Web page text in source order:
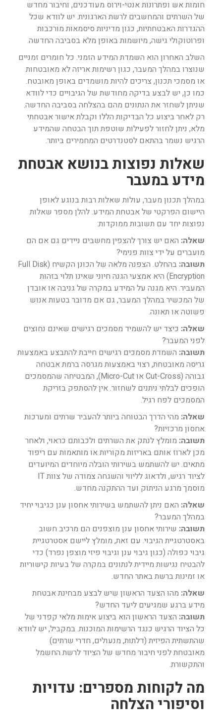
חומות אש ופתרונות אנטי-וירוס מעודכנים, וחיבור מחדש
של השרתים והמחשבים לרשת הארגונית. יש לוודא שכל
ההגדרות האבטחתיות, כגון מדיניות סיסמאות מורכבות
ופרוטוקולי גישה, מיושמות באופן מלא בסביבה החדשה.
השלב האחרון הוא השמדת המידע הזמני. כל חומרים זמניים
שנוצרו במהלך המעבר, כגון רשימות אריזה לא מאובטחות
או מסמכי תכנון, צריכים להיות מושמדים באופן מאובטח.
כמו כן, יש לבצע בדיקה מחודשת של הגיבויים כדי לוודא
שניתן לשחזר את הנתונים מהם בהצלחה בסביבה החדשה.
רק לאחר ביצוע כל הבדיקות הללו וקבלת אישור אבטחתי
מלא, ניתן לחזור לפעילות שוטפת תוך הבטחה שהמידע
הרגיש נשמר בהתאם לסטנדרטים המחמירים ביותר.
שאלות נפוצות בנושא אבטחת
מידע במעבר
במהלך תכנון מעבר, עולות שאלות רבות בנוגע לאופן
היישום הפרקטי של אבטחת המידע. להלן מספר שאלות
נפוצות יחד עם תשובות ממוקדות:
שאלה: האם יש צורך להצפין מחשבים ניידים גם אם הם
מועברים על ידי צוות פנימי?
תשובה:
בהחלט. הצפנה מלאה של הכונן הקשיח (Full Disk
Encryption) היא אמצעי הגנה חיוני שאינו תלוי בזהות
המעביר. היא מגנה על המידע במקרה של גניבה או אובדן
של המכשיר במהלך המעבר, גם אם מדובר בטעות אנוש
פשוטה או תאונה.
שאלה: כיצד יש להשמיד מסמכים רגישים שאינם נחוצים
לפני המעבר?
תשובה: השמדת מסמכים רגישים חייבת להתבצע באמצעות
גריסה מאובטחת, רצוי באמצעות מגרסה ברמת אבטחה
גבוהה (Cut-Cross או Micro-Cut), המבטיחה שהמסמכים
הופכים לבלתי ניתנים לשחזור. אין להסתפק בזריקת
המסמכים לפח רגיל.
שאלה: מהי הדרך הבטוחה ביותר להעביר שרתים ומערכות
אחסון מרכזיות?
תשובה: מומלץ לנתק את השרתים ולכבותם כראוי, ולאחר
מכן לארוז אותם באריזות מקוריות או מותאמות עם ריפוד
מתאים. יש להשתמש בשירותי הובלה מיוחדים המיועדים
לציוד רגיש, ולדאוג לליווי והשגחה צמודה של צוות IT
מוסמך מרגע הניתוק ועד ההתקנה מחדש.
שאלה: האם ניתן להשתמש בשירותי אחסון ענן כגיבוי יחיד
במהלך המעבר?
תשובה: שירותי אחסון ענן מוצפנים הם מרכיב חשוב
באסטרטגיית הגיבוי. עם זאת, מומלץ ליישם אסטרטגיית
גיבוי כפולה (כגון גיבוי ענן וגיבוי פיזי מוצפן נפרד) כדי
להבטיח נגישות מיידית לנתונים במקרה של בעיות קישוריות
או זמינות ברשת באתר החדש.
שאלה: מהו הצעד הראשון שיש לבצע מבחינת אבטחת
מידע ברגע שמגיעים ליעד החדש?
תשובה: הצעד הראשון הוא ביצוע אימות מלאי קפדני של
כל הציוד הרגיש כנגד הרשימות המוכנות. במקביל, יש לוודא
שהתשתית הפיזית (דלתות, מנעולים, חדרי שרתים)
מאובטחת לפני חיבור מחדש של הציוד לרשת החשמל
והתקשורת.
מה לקוחות מספרים: עדויות
וסיפורי הצלחה